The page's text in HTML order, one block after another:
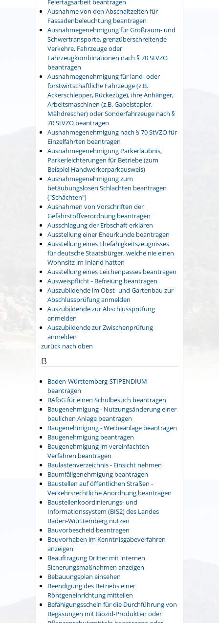
Ausnahme von den Abschaltzeiten für
Fassadenbeleuchtung beantragen
Ausnahmegenehmigung für Großraum- und
Schwertransporte, grenzüberschreitende
Verkehre, Fahrzeuge oder
Fahrzeugkombinationen nach § 70 StVZO
beantragen
Ausnahmegenehmigung für land- oder
forstwirtschaftliche Fahrzeuge (z.B.
Ackerschlepper, Rückezüge), ihre Anhänger,
Arbeitsmaschinen (z.B. Gabelstapler,
Mähdrescher) oder Sonderfahrzeuge nach §
70 StVZO beantragen
Ausnahmegenehmigung nach § 70 StVZO für
Einzelfahrten beantragen
Ausnahmegenehmigung Parkerlaubnis,
Parkerleichterungen für Betriebe (zum
Beispiel Handwerkerparkausweis)
Ausnahmegenehmigung zum
betäubungslosen Schlachten beantragen
("Schächten")
Ausnahmen von Vorschriften der
Gefahrstoffverordnung beantragen
Ausschlagung der Erbschaft erklären
Ausstellung einer Eheurkunde beantragen
Ausstellung eines Ehefähigkeitszeugnisses
für deutsche Staatsbürger, welche nie einen
Wohnsitz im Inland hatten
Ausstellung eines Leichenpasses beantragen
Ausweispflicht - Befreiung beantragen
Auszubildende im Obst- und Gartenbau zur
Abschlussprüfung anmelden
Auszubildende zur Abschlussprüfung
anmelden
Auszubildende zur Zwischenprüfung
anmelden
zurück nach oben
B
Baden-Württemberg-STIPENDIUM
beantragen
BAföG für einen Schulbesuch beantragen
Baugenehmigung - Nutzungsänderung einer
baulichen Anlage beantragen
Baugenehmigung - Werbeanlage beantragen
Baugenehmigung beantragen
Baugenehmigung im vereinfachten
Verfahren beantragen
Baulastenverzeichnis - Einsicht nehmen
Baumfällgenehmigung beantragen
Baustellen auf öffentlichen Straßen -
Verkehrsrechtliche Anordnung beantragen
Baustellenkoordinierungs- und
Informationssystem (BIS2) des Landes
Baden-Württemberg nutzen
Bauvorbescheid beantragen
Bauvorhaben im Kenntnisgabeverfahren
anzeigen
Beauftragung Dritter mit internen
Sicherungsmaßnahmen anzeigen
Bebauungsplan einsehen
Beendigung des Betriebs einer
Röntgeneinrichtung mitteilen
Befähigungsschein für die Durchführung von
Begasungen mit Biozid-Produkten oder